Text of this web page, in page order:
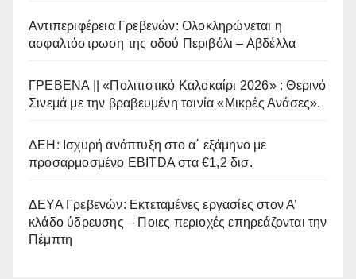
Αντιπεριφέρεια Γρεβενών: Ολοκληρώνεται η
ασφαλτόστρωση της οδού Περιβόλι – Αβδέλλα
ΓΡΕΒΕΝΑ || «Πολιτιστικό Καλοκαίρι 2026» : Θερινό
Σινεμά με την βραβευμένη ταινία «Μικρές Ανάσες».
ΔΕΗ: Ισχυρή ανάπτυξη στο α΄ εξάμηνο με
προσαρμοσμένο EBITDA στα €1,2 δισ.
ΔΕΥΑ Γρεβενών: Εκτεταμένες εργασίες στον Α’
κλάδο ύδρευσης – Ποιες περιοχές επηρεάζονται την
Πέμπτη